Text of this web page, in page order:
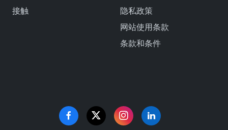
接触
隐私政策
网站使用条款
条款和条件